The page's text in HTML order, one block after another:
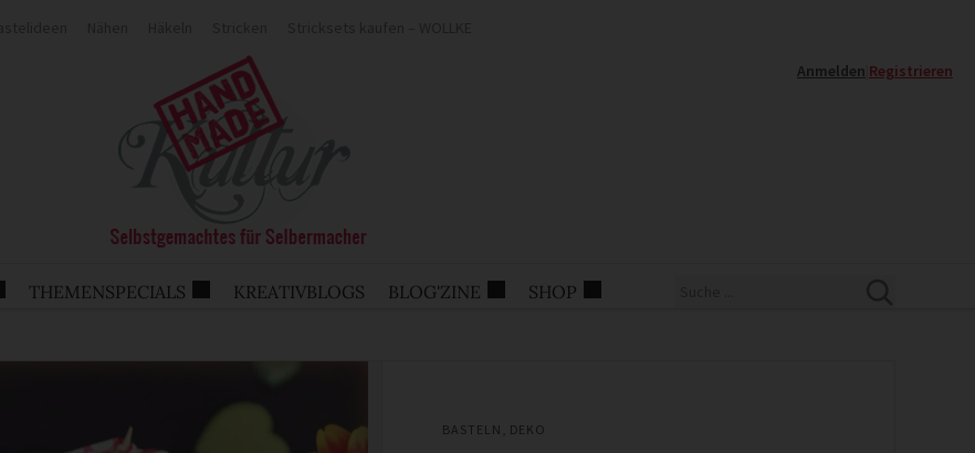
Anmelden Registrieren
THEMENSPECIALS KREATIVBLOGS BLOG'ZINE SHOP
BASTELN DEKO